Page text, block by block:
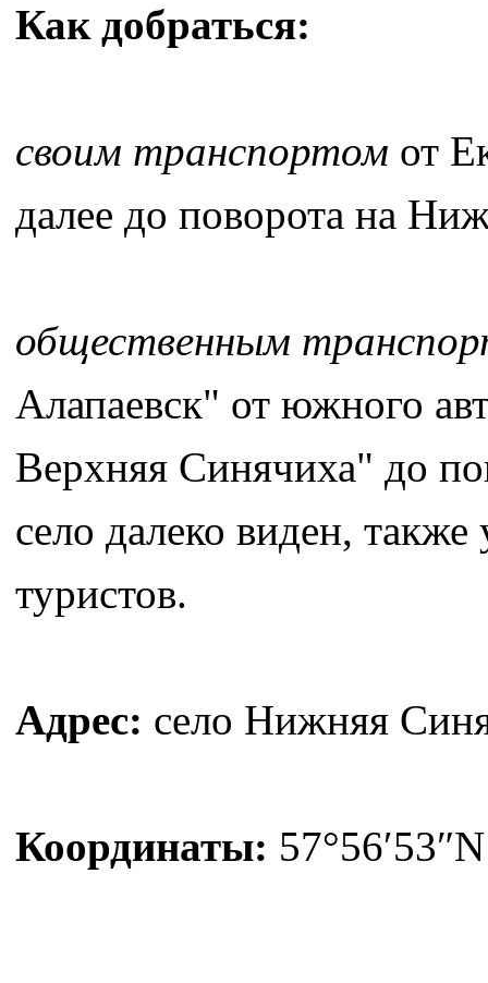
Как добраться:
своим транспортом от
далее до поворота на
общественным
Алапаевск" от южного
Верхняя Синячиха" до
село далеко виден,
туристов.
Адрес: село Нижняя
Координаты: